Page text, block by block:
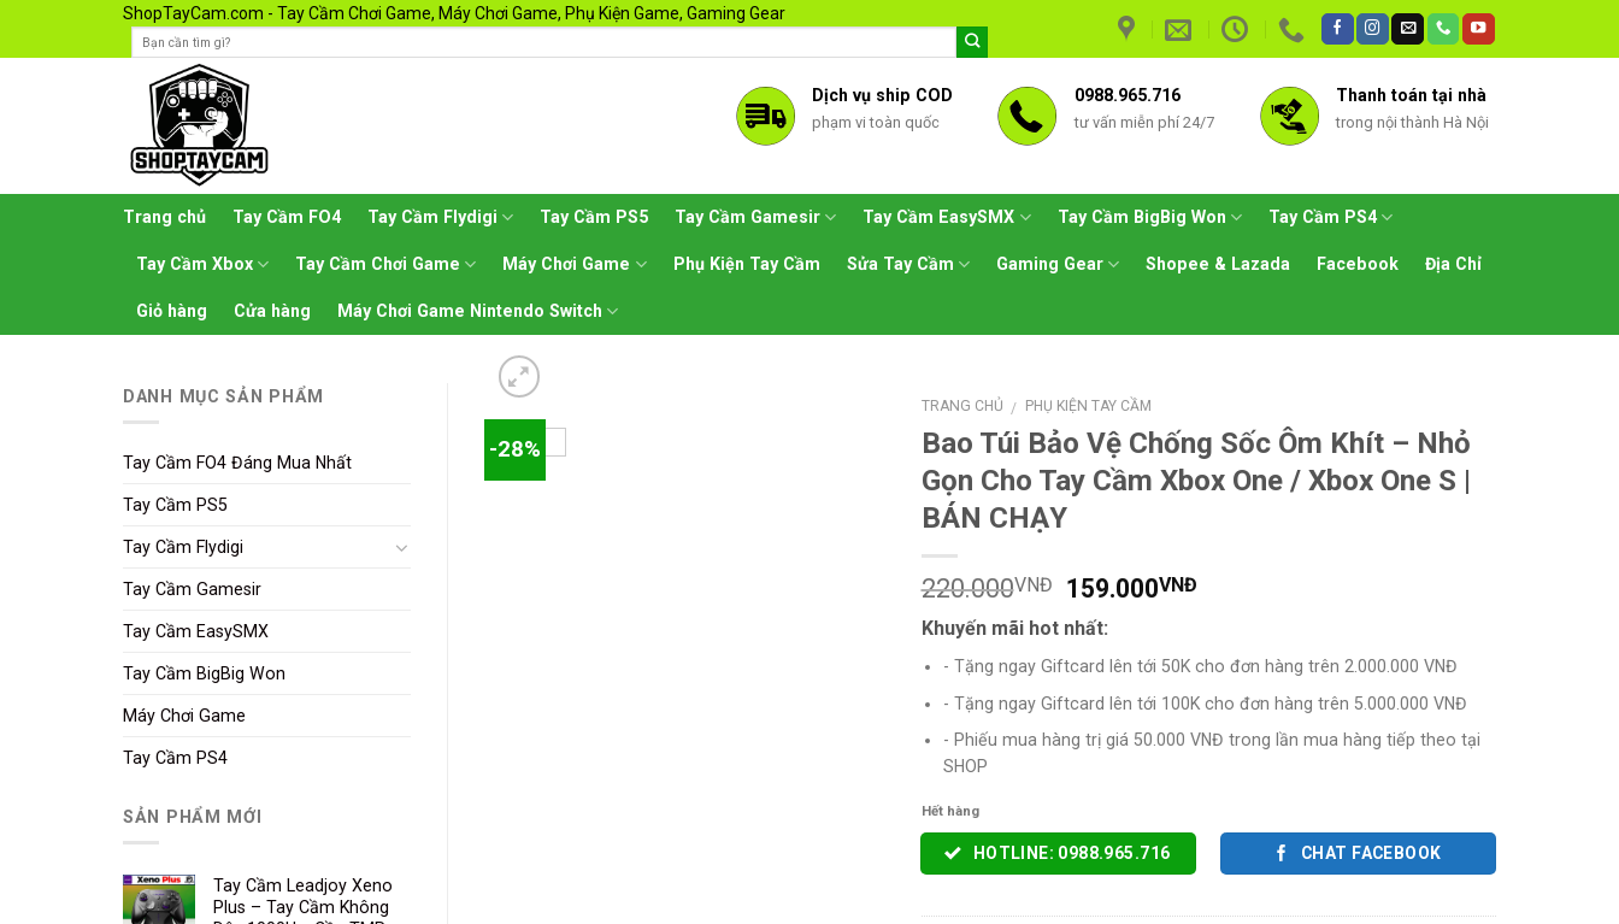
ShopTayCam.com - Tay Cầm Chơi Game, Máy Chơi Game, Phụ Kiện Game, Gaming Gear
Dịch vụ ship COD
phạm vi toàn quốc
0988.965.716
tư vấn miễn phí 24/7
Thanh toán tại nhà
trong nội thành Hà Nội
Trang chủ Tay Cầm FO4 Tay Cầm Flydigi Tay Cầm PS5 Tay Cầm Gamesir Tay Cầm EasySMX Tay Cầm BigBig Won Tay Cầm PS4
Tay Cầm Xbox Tay Cầm Chơi Game Máy Chơi Game Phụ Kiện Tay Cầm Sửa Tay Cầm Gaming Gear Shopee & Lazada Facebook Địa Chỉ
Giỏ hàng Cửa hàng Máy Chơi Game Nintendo Switch
-28%
TRANG CHỦ / PHỤ KIỆN TAY CẦM
Bao Túi Bảo Vệ Chống Sốc Ôm Khít – Nhỏ
Gọn Cho Tay Cầm Xbox One / Xbox One S |
BÁN CHẠY
220.000VNĐ 159.000VNĐ
Khuyến mãi hot nhất:
- Tặng ngay Giftcard lên tới 50K cho đơn hàng trên 2.000.000 VNĐ
- Tặng ngay Giftcard lên tới 100K cho đơn hàng trên 5.000.000 VNĐ
- Phiếu mua hàng trị giá 50.000 VNĐ trong lần mua hàng tiếp theo tại
SHOP
Hết hàng
HOTLINE: 0988.965.716 CHAT FACEBOOK
DANH MỤC SẢN PHẨM
Tay Cầm FO4 Đáng Mua Nhất
Tay Cầm PS5
Tay Cầm Flydigi
Tay Cầm Gamesir
Tay Cầm EasySMX
Tay Cầm BigBig Won
Máy Chơi Game
Tay Cầm PS4
SẢN PHẨM MỚI
Tay Cầm Leadjoy Xeno
Plus – Tay Cầm Không